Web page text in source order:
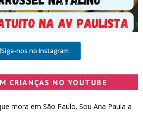
Siga-nos no Instagram
CRIANÇAS NO YOUTUBE
mora em São Paulo. Sou Ana Paula a